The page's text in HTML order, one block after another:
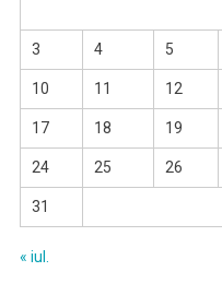
3 4 5
10 11 12
17 18 19
24 25 26
31
« iul.